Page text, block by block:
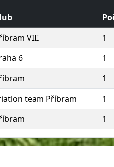
VIII 1
6 1
1
team Příbram 1
1